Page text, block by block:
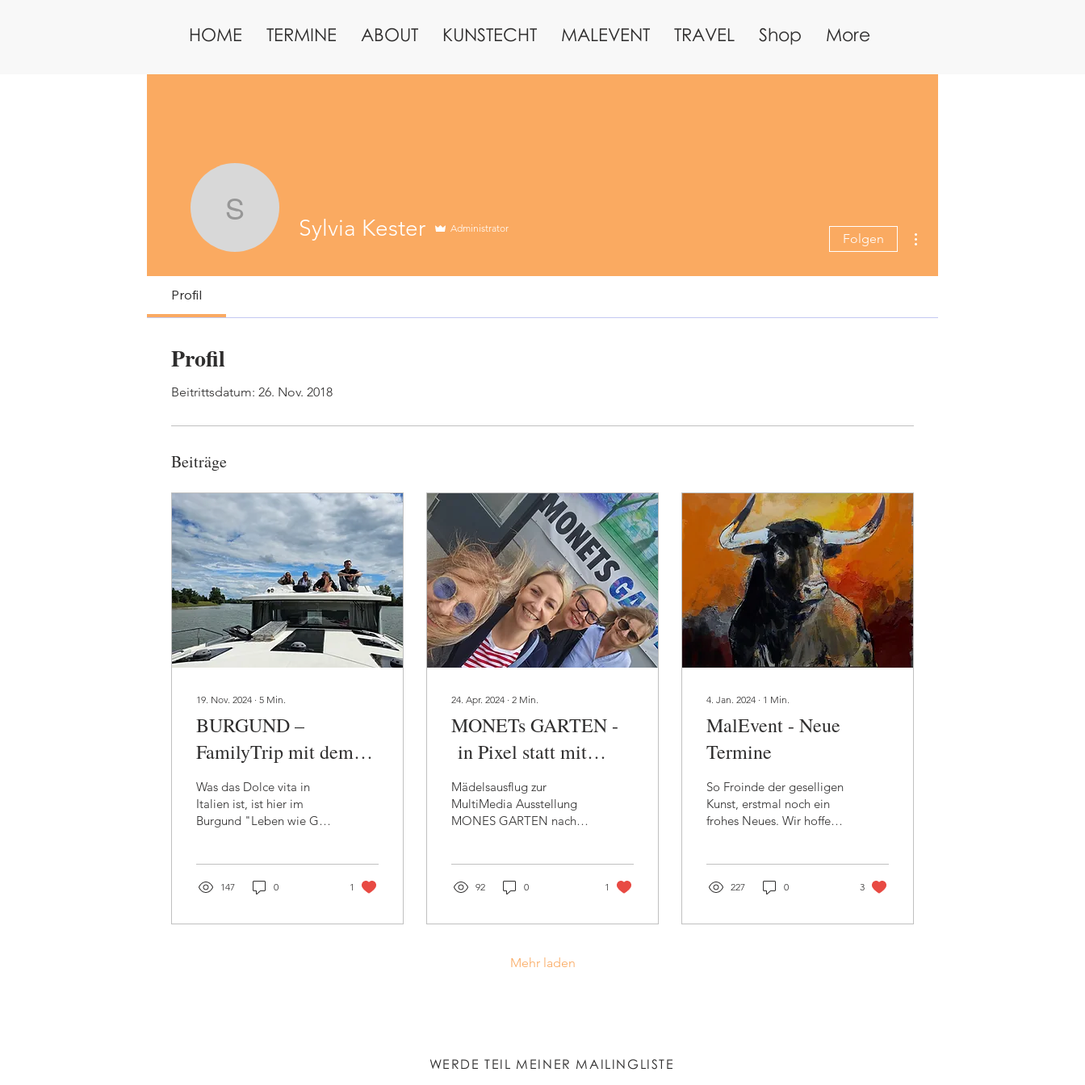
HOME TERMINE ABOUT KUNSTECHT MALEVENT TRAVEL Shop More
Sylvia Kester
Sylvia Kester Administrator
Folgen
Profil
Profil
Beitrittsdatum: 26. Nov. 2018
Beiträge
19. Nov. 2024 ∙ 5 Min.
BURGUND –
FamilyTrip mit dem
Hausboot aber ohne
Französischkenntnisse
Was das Dolce vita in
Italien ist, ist hier im
Burgund "Leben wie Gott
147 0 1
24. Apr. 2024 ∙ 2 Min.
MONETs GARTEN -
in Pixel statt mit
Pinselstrich
Mädelsausflug zur
MultiMedia Ausstellung
MONES GARTEN nach
92 0 1
4. Jan. 2024 ∙ 1 Min.
MalEvent - Neue
Termine
So Froinde der geselligen
Kunst, erstmal noch ein
frohes Neues. Wir hoffen
227 0 3
Mehr laden
WERDE TEIL MEINER MAILINGLISTE